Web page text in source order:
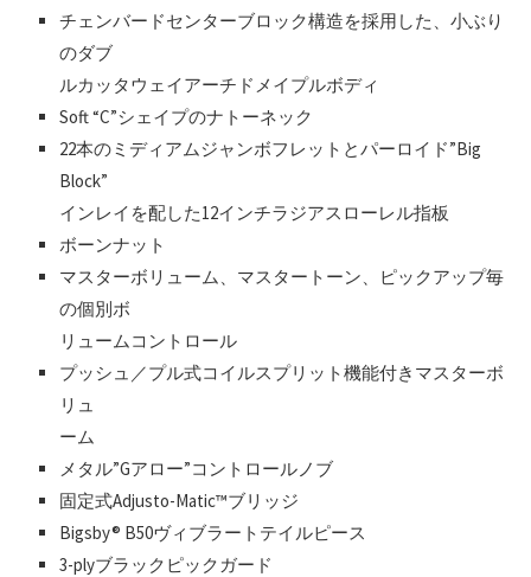
チェンバードセンターブロック構造を採用した、小ぶり
のダブ
ルカッタウェイアーチドメイプルボディ
Soft “C”シェイプのナトーネック
22本のミディアムジャンボフレットとパーロイド”Big
Block”
インレイを配した12インチラジアスローレル指板
ボーンナット
マスターボリューム、マスタートーン、ピックアップ毎
の個別ボ
リュームコントロール
プッシュ／プル式コイルスプリット機能付きマスターボ
リュ
ーム
メタル”Gアロー”コントロールノブ
固定式Adjusto-Matic™ブリッジ
Bigsby® B50ヴィブラートテイルピース
3-plyブラックピックガード